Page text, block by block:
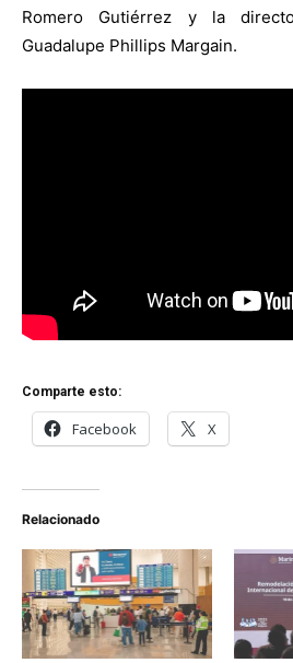
Romero Gutiérrez y la
Guadalupe Phillips Margain.
Comparte esto:
Facebook X
Relacionado